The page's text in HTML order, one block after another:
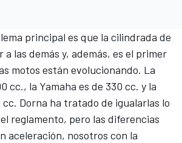
principal es que la cilindrada de
las demás y, además, es el primer
motos están evolucionando. La
cc., la Yamaha es de 330 cc. y la
cc. Dorna ha tratado de igualarlas lo
reglamento, pero las diferencias
aceleración, nosotros con la